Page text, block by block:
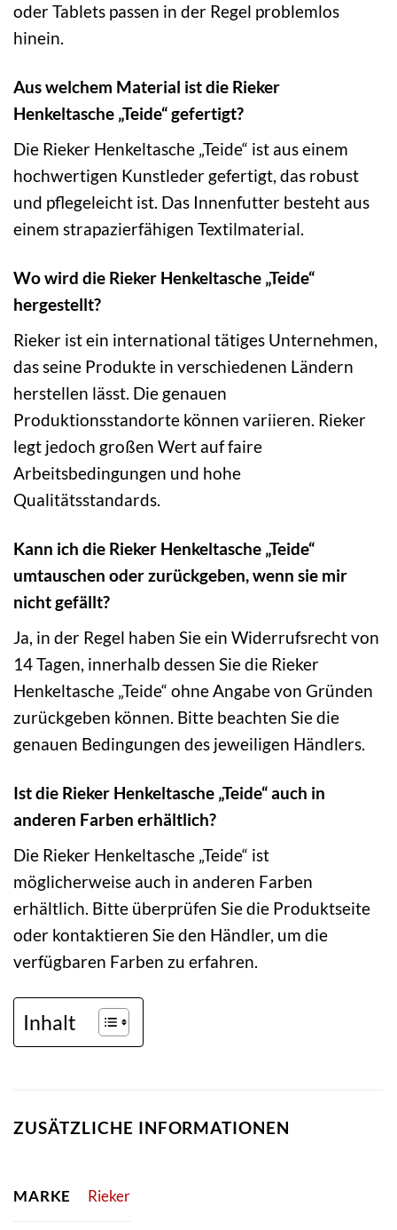
oder Tablets passen in der Regel problemlos
hinein.
Aus welchem Material ist die Rieker
Henkeltasche „Teide“ gefertigt?
Die Rieker Henkeltasche „Teide“ ist aus einem
hochwertigen Kunstleder gefertigt, das robust
und pflegeleicht ist. Das Innenfutter besteht aus
einem strapazierfähigen Textilmaterial.
Wo wird die Rieker Henkeltasche „Teide“
hergestellt?
Rieker ist ein international tätiges Unternehmen,
das seine Produkte in verschiedenen Ländern
herstellen lässt. Die genauen
Produktionsstandorte können variieren. Rieker
legt jedoch großen Wert auf faire
Arbeitsbedingungen und hohe
Qualitätsstandards.
Kann ich die Rieker Henkeltasche „Teide“
umtauschen oder zurückgeben, wenn sie mir
nicht gefällt?
Ja, in der Regel haben Sie ein Widerrufsrecht von
14 Tagen, innerhalb dessen Sie die Rieker
Henkeltasche „Teide“ ohne Angabe von Gründen
zurückgeben können. Bitte beachten Sie die
genauen Bedingungen des jeweiligen Händlers.
Ist die Rieker Henkeltasche „Teide“ auch in
anderen Farben erhältlich?
Die Rieker Henkeltasche „Teide“ ist
möglicherweise auch in anderen Farben
erhältlich. Bitte überprüfen Sie die Produktseite
oder kontaktieren Sie den Händler, um die
verfügbaren Farben zu erfahren.
Inhalt
ZUSÄTZLICHE INFORMATIONEN
MARKE Rieker